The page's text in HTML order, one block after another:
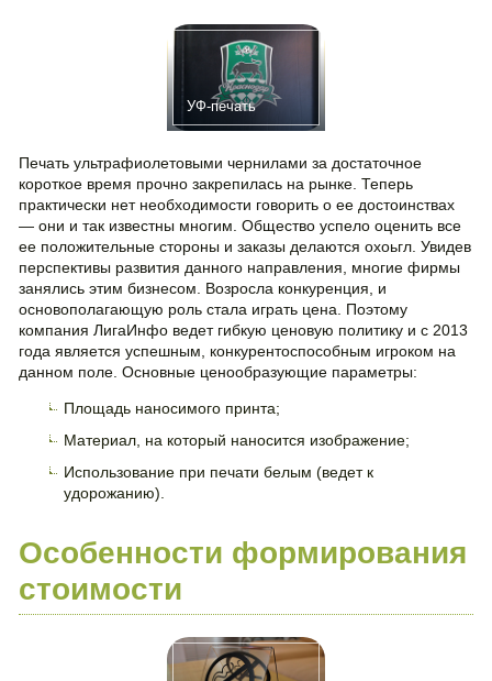
УФ-печать
Печать ультрафиолетовыми чернилами за достаточное
короткое время прочно закрепилась на рынке. Теперь
практически нет необходимости говорить о ее достоинствах
— они и так известны многим. Общество успело оценить все
ее положительные стороны и заказы делаются охоьгл. Увидев
перспективы развития данного направления, многие фирмы
занялись этим бизнесом. Возросла конкуренция, и
основополагающую роль стала играть цена. Поэтому
компания ЛигаИнфо ведет гибкую ценовую политику и с 2013
года является успешным, конкурентоспособным игроком на
данном поле. Основные ценообразующие параметры:
Площадь наносимого принта;
Материал, на который наносится изображение;
Использование при печати белым (ведет к
удорожанию).
Особенности формирования
стоимости